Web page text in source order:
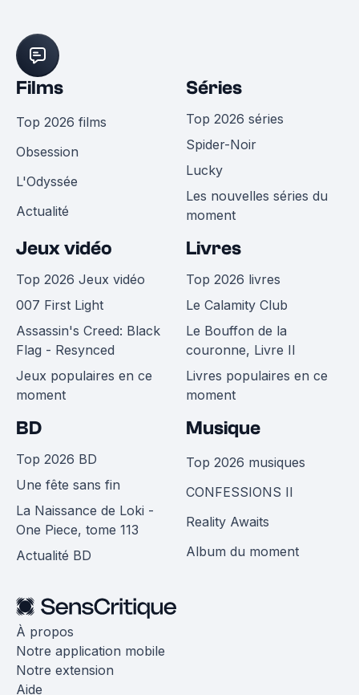
Films
Top 2026 films
Obsession
L'Odyssée
Actualité
Séries
Top 2026 séries
Spider-Noir
Lucky
Les nouvelles séries du
moment
Jeux vidéo
Top 2026 Jeux vidéo
007 First Light
Assassin's Creed: Black
Flag - Resynced
Jeux populaires en ce
moment
Livres
Top 2026 livres
Le Calamity Club
Le Bouffon de la
couronne, Livre II
Livres populaires en ce
moment
BD
Top 2026 BD
Une fête sans fin
La Naissance de Loki -
One Piece, tome 113
Actualité BD
Musique
Top 2026 musiques
CONFESSIONS II
Reality Awaits
Album du moment
À propos
Notre application mobile
Notre extension
Aide